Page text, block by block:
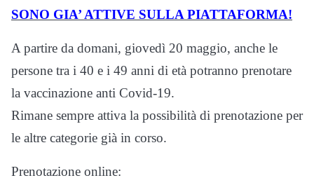
SONO GIA’ ATTIVE SULLA PIATTAFORMA!
A partire da domani, giovedì 20 maggio, anche le
persone tra i 40 e i 49 anni di età potranno prenotare
la vaccinazione anti Covid-19.
Rimane sempre attiva la possibilità di prenotazione per
le altre categorie già in corso.
Prenotazione online: